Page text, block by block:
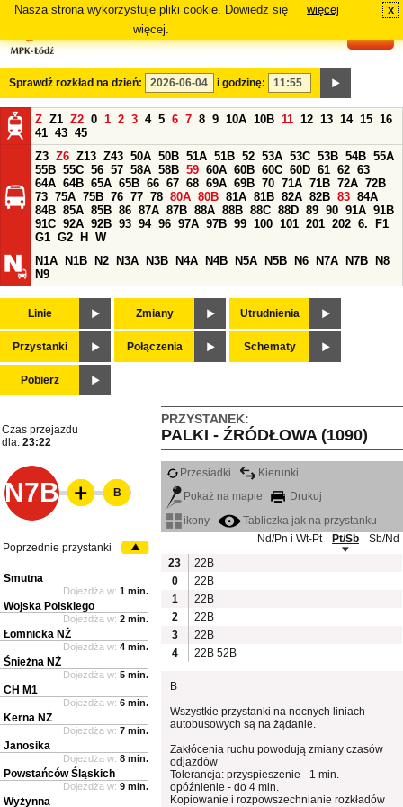
Nasza strona wykorzystuje pliki cookie. Dowiedz się
więcej.
więcej x
Sprawdź rozkład na dzień: i godzinę:
Z Z1 Z2 0 1 2 3 4 5 6 7 8 9 10A 10B 11 12 13 14 15 16
41 43 45
Z3 Z6 Z13 Z43 50A 50B 51A 51B 52 53A 53C 53B 54B 55A
55B 55C 56 57 58A 58B 59 60A 60B 60C 60D 61 62 63
64A 64B 65A 65B 66 67 68 69A 69B 70 71A 71B 72A 72B
73 75A 75B 76 77 78 80A 80B 81A 81B 82A 82B 83 84A
84B 85A 85B 86 87A 87B 88A 88B 88C 88D 89 90 91A 91B
91C 92A 92B 93 94 96 97A 97B 99 100 101 201 202 6.
F1
G1 G2 H
W
N1A
N1B N2 N3A N3B N4A N4B N5A N5B N6 N7A N7B
N8
N9
Linie Zmiany Utrudnienia
Przystanki Połączenia Schematy
Pobierz
PRZYSTANEK:
PALKI - ŹRÓDŁOWA (1090)
Czas przejazdu
dla: 23:22
N7B
Przesiadki
Kierunki
Pokaż na mapie
Drukuj
ikony
Tabliczka jak na przystanku
Nd/Pn i Wt-Pt
Pt/Sb
Sb/Nd
23
22B
0
22B
1
22B
2
22B
3
22B
4
22B 52B
B
Wszystkie przystanki na nocnych liniach
autobusowych są na żądanie.
Zakłócenia ruchu powodują zmiany czasów
odjazdów
Tolerancja: przyspieszenie - 1 min.
opóźnienie - do 4 min.
Kopiowanie i rozpowszechnianie rozkładów
B
Poprzednie przystanki
Smutna
Dojeżdża w: 1 min.
Wojska Polskiego
Dojeżdża w: 2 min.
Łomnicka NŻ
Dojeżdża w: 4 min.
Śnieżna NŻ
Dojeżdża w: 5 min.
CH M1
Dojeżdża w: 6 min.
Kerna NŻ
Dojeżdża w: 7 min.
Janosika
Dojeżdża w: 8 min.
Powstańców Śląskich
Dojeżdża w: 9 min.
Wyżynna